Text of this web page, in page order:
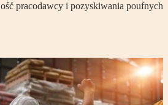
pracodawcy i pozyskiwania poufnych